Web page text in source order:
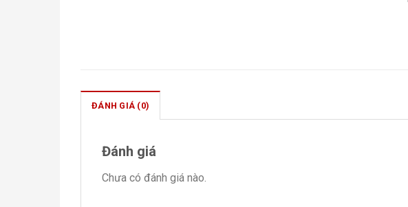
ĐÁNH GIÁ (0)
Đánh giá
Chưa có đánh giá nào.